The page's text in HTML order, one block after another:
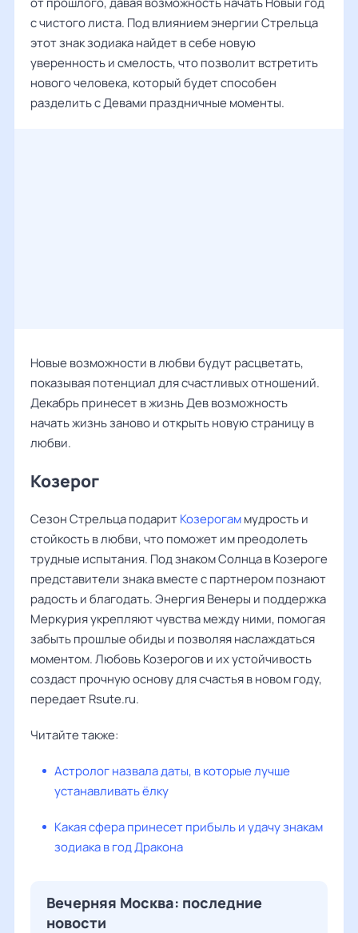
с чистого листа. Под влиянием энергии Стрельца
этот знак зодиака найдет в себе новую
уверенность и смелость, что позволит встретить
нового человека, который будет способен
разделить с Девами праздничные моменты.
Новые возможности в любви будут расцветать,
показывая потенциал для счастливых отношений.
Декабрь принесет в жизнь Дев возможность
начать жизнь заново и открыть новую страницу в
любви.
Козерог
Сезон Стрельца подаритКозерогаммудрость и
стойкость в любви, что поможет им преодолеть
трудные испытания. Под знаком Солнца в Козероге
представители знака вместе с партнером познают
радость и благодать. Энергия Венеры и поддержка
Меркурия укрепляют чувства между ними, помогая
забыть прошлые обиды и позволяя наслаждаться
моментом. Любовь Козерогов и их устойчивость
создаст прочную основу для счастья в новом году,
передает Rsute.ru.
Читайте также:
Астролог назвала даты, в которые лучше
устанавливать ёлку
Какая сфера принесет прибыль и удачу знакам
зодиака в год Дракона
Вечерняя Москва: последние
новости